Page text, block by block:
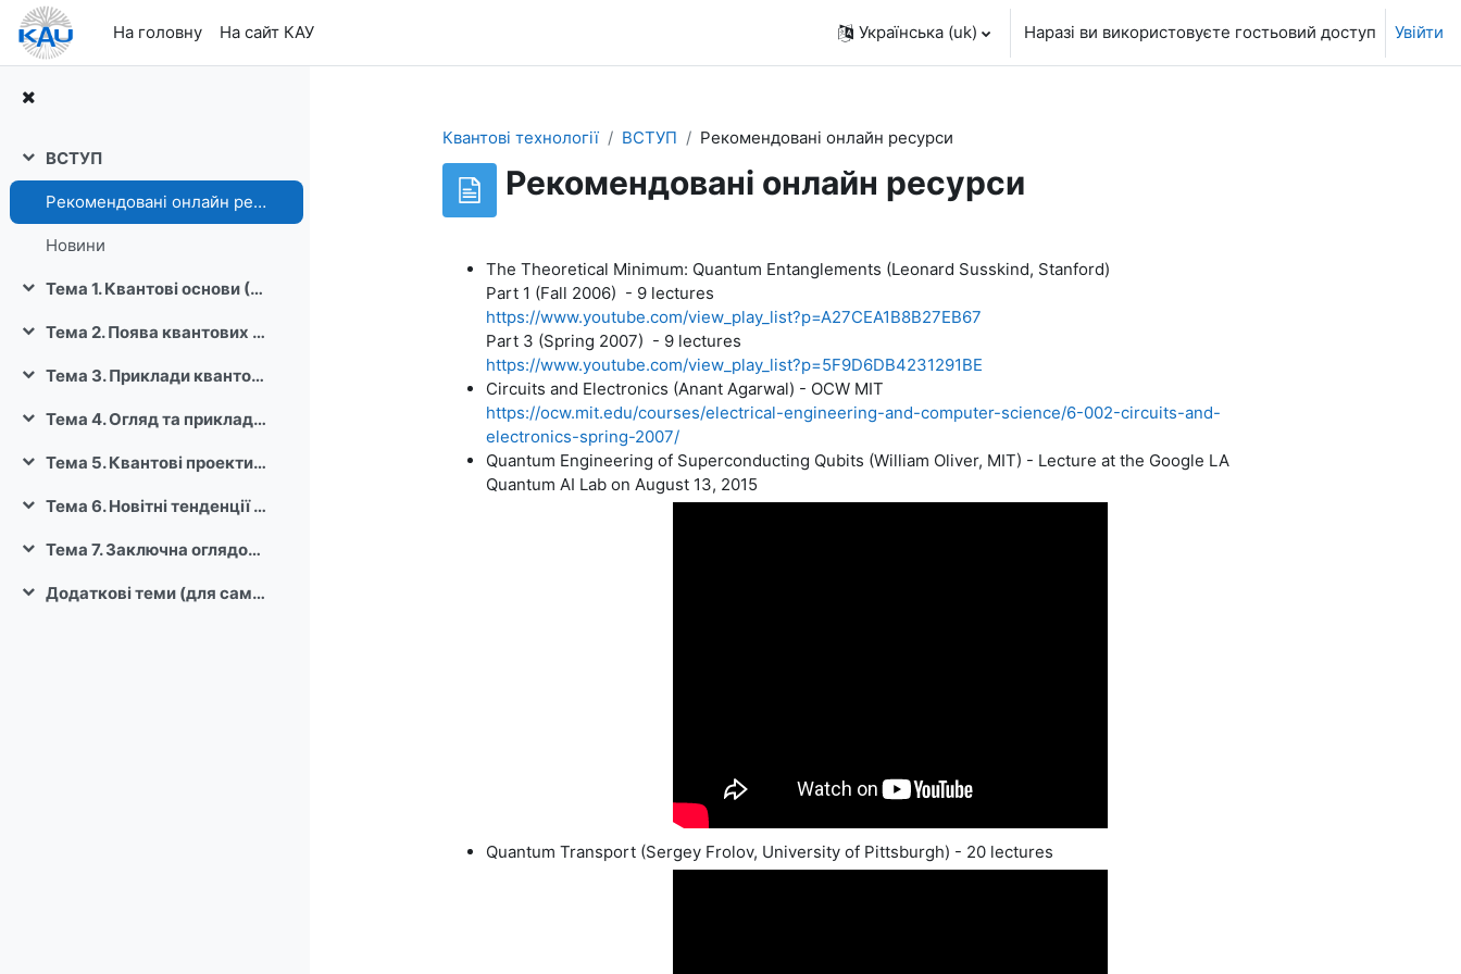
Перейти до головного вмісту
На головну
На сайт КАУ Українська ‎(uk)‎ Наразі ви використовуєте гостьовий доступ Увійти
Згорнути
ВСТУП
Рекомендовані онлайн ресурси
Новини
Згорнути Тема 1. Квантові основи (2 лекції)
Згорнути Тема 2. Поява квантових матеріалів (2 лекції)
Згорнути Тема 3. Приклади квантових матеріалів
Згорнути Тема 4. Огляд та приклади квантових технологій (3 лекції)
Згорнути Тема 5. Квантові проекти в Європі та світі (1 лекція)
Згорнути Тема 6. Новітні тенденції та майбутні напрямки у квантових технологіях (1 лекція)
Згорнути Тема 7. Заключна оглядова лекція (1 лекція)
Згорнути Додаткові теми (для самостійної роботи)
Квантові технології ВСТУП Рекомендовані онлайн ресурси
Рекомендовані онлайн ресурси
The Theoretical Minimum: Quantum Entanglements (Leonard Susskind, Stanford)
Part 1 (Fall 2006) - 9 lectures
https://www.youtube.com/view_ play_list?p=A27CEA1B8B27EB67
Part 3 (Spring 2007) - 9 lectures
https://www.youtube.com/view_ play_list?p=5F9D6DB4231291BE
Circuits and Electronics (Anant Agarwal) - OCW MIT
https://ocw.mit.edu/courses/electrical-engineering-and-computer-science/6-002-circuits-and-
electronics-spring-2007/
Quantum Engineering of Superconducting Qubits (William Oliver, MIT) - Lecture at the Google LA
Quantum AI Lab on August 13, 2015
Quantum Transport (Sergey Frolov, University of Pittsburgh) - 20 lectures